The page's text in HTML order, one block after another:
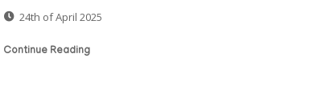
24th of April 2025
Continue Reading